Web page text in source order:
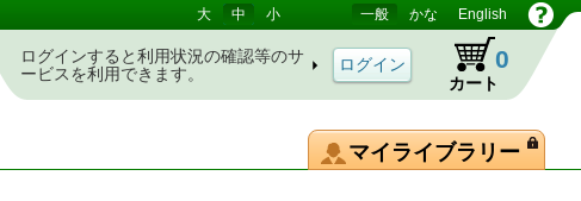
大 中 小 一般 かな English
ログインすると利用状況の確認等のサ
ービスを利用できます。
カート
0
マイライブラリー